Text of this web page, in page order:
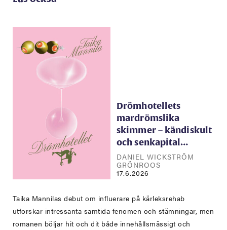
Drömhotellets
mardrömslika
skimmer – kändiskult
och senkapital…
DANIEL WICKSTRÖM
GRÖNROOS
17.6.2026
Taika Mannilas debut om influerare på kärleksrehab
utforskar intressanta samtida fenomen och stämningar, men
romanen böljar hit och dit både innehållsmässigt och